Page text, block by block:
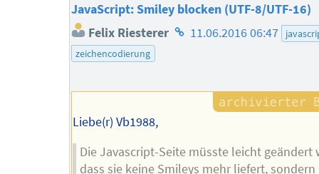
JavaScript: Smiley blocken (UTF-8/UTF-16)
Felix Riesterer Homepage
11.06.2016 06:47
zeichencodierung
Liebe(r) Vb1988,
Die Javascript-Seite müsste leicht geändert
dass sie keine Smileys mehr liefert, sondern